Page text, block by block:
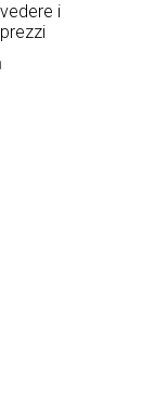
vedere i
prezzi